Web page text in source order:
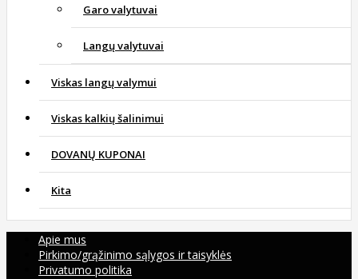
Garo valytuvai
Langų valytuvai
Viskas langų valymui
Viskas kalkių šalinimui
DOVANŲ KUPONAI
Kita
Apie mus
Pirkimo/grąžinimo sąlygos ir taisyklės
Privatumo politika